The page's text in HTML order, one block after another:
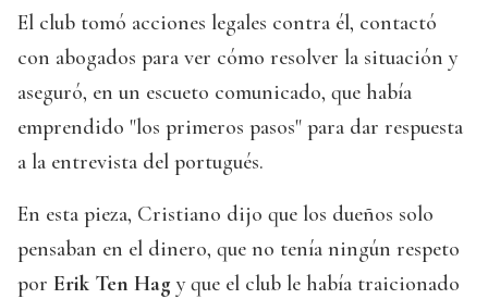
El club tomó acciones legales contra él, contactó
con abogados para ver cómo resolver la situación y
aseguró, en un escueto comunicado, que había
emprendido "los primeros pasos" para dar respuesta
a la entrevista del portugués.
En esta pieza, Cristiano dijo que los dueños solo
pensaban en el dinero, que no tenía ningún respeto
por Erik Ten Hag y que el club le había traicionado